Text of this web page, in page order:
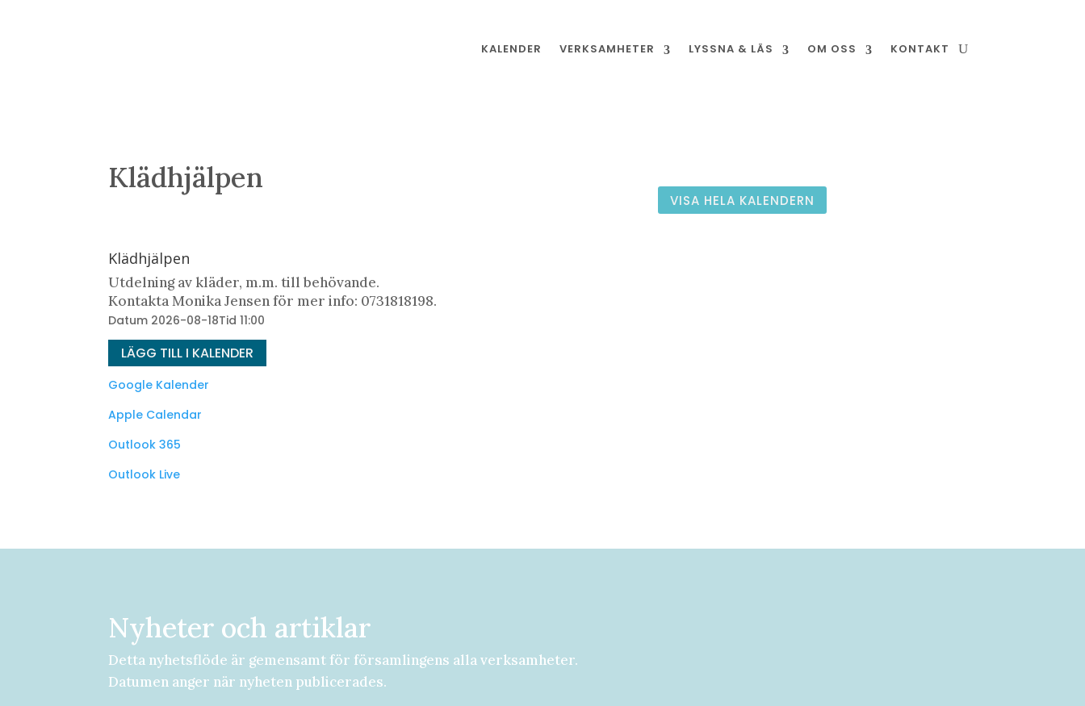
KALENDER VERKSAMHETER LYSSNA & LÄS OM OSS KONTAKT
Klädhjälpen
Klädhjälpen
Utdelning av kläder, m.m. till behövande.
Kontakta Monika Jensen för mer info: 0731818198.
Datum 2026-08-18Tid11:00
LÄGG TILL I KALENDER
Google Kalender
Apple Calendar
Outlook 365
Outlook Live
VISA HELA KALENDERN
Nyheter och artiklar
Detta nyhetsflöde är gemensamt för församlingens alla verksamheter.
Datumen anger när nyheten publicerades.